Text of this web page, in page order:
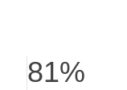
81%